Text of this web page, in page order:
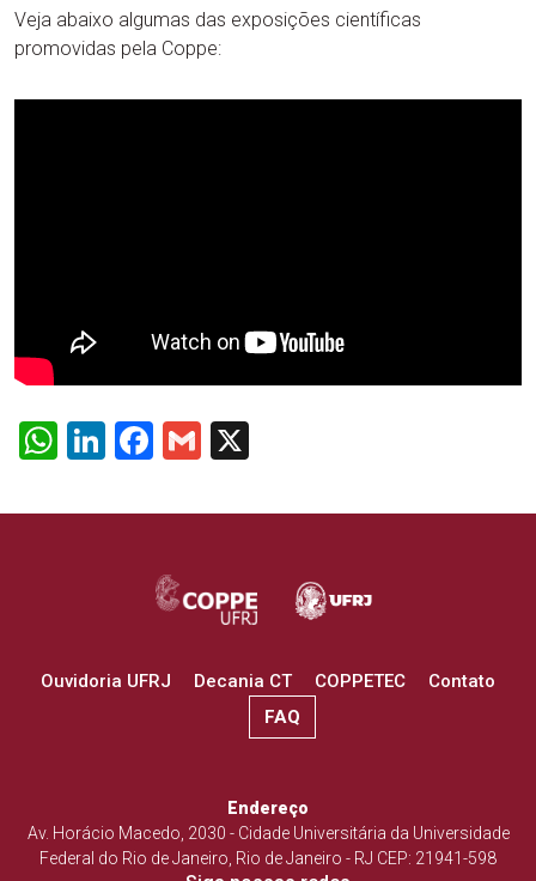
Veja abaixo algumas das exposições científicas
promovidas pela Coppe:
WhatsApp
LinkedIn
Facebook
Gmail
Ouvidoria UFRJ Decania CT COPPETEC
Contato
FAQ
Endereço
Av. Horácio Macedo, 2030 - Cidade Universitária da Universidade
Federal do Rio de Janeiro, Rio de Janeiro - RJ CEP: 21941-598